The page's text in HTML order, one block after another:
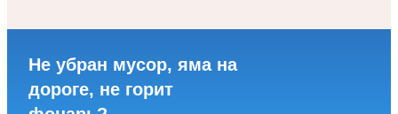
Не убран мусор, яма на
дороге, не горит